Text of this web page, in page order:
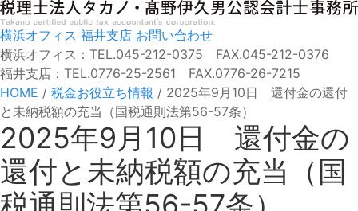
横浜オフィス 福井支店 お問い合わせ
横浜オフィス：TEL.045-212-0375 FAX.045-212-0376
福井支店：TEL.0776-25-2561 FAX.0776-26-7215
HOME / 税金お役立ち情報 / 2025年9月10日 還付金の還付
と未納税額の充当（国税通則法第56-57条）
2025年9月10日 還付金の
還付と未納税額の充当（国